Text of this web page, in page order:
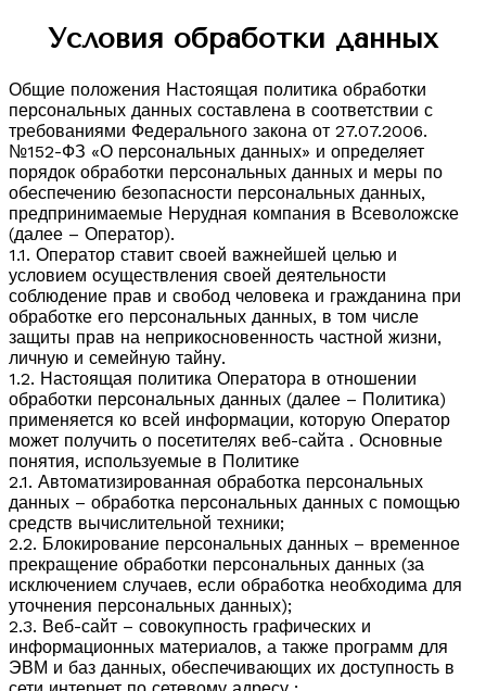
Условия обработки данных
Общие положения Настоящая политика обработки
персональных данных составлена в соответствии с
требованиями Федерального закона от 27.07.2006.
№152-ФЗ «О персональных данных» и определяет
порядок обработки персональных данных и меры по
обеспечению безопасности персональных данных,
предпринимаемые Нерудная компания в Всеволожске
(далее – Оператор).
1.1. Оператор ставит своей важнейшей целью и
условием осуществления своей деятельности
соблюдение прав и свобод человека и гражданина при
обработке его персональных данных, в том числе
защиты прав на неприкосновенность частной жизни,
личную и семейную тайну.
1.2. Настоящая политика Оператора в отношении
обработки персональных данных (далее – Политика)
применяется ко всей информации, которую Оператор
может получить о посетителях веб-сайта . Основные
понятия, используемые в Политике
2.1. Автоматизированная обработка персональных
данных – обработка персональных данных с помощью
средств вычислительной техники;
2.2. Блокирование персональных данных – временное
прекращение обработки персональных данных (за
исключением случаев, если обработка необходима для
уточнения персональных данных);
2.3. Веб-сайт – совокупность графических и
информационных материалов, а также программ для
ЭВМ и баз данных, обеспечивающих их доступность в